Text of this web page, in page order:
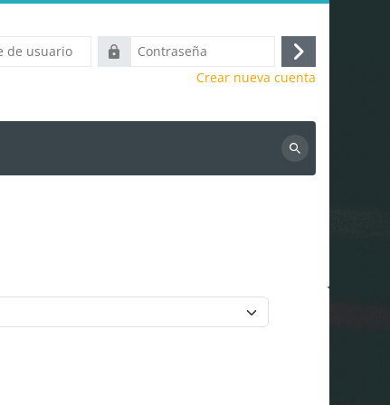
Contraseña
Acceder
Crear nueva cuenta
Buscar
cursos